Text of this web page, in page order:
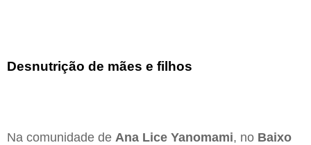
Desnutrição de mães e filhos
Na comunidade de Ana Lice Yanomami, no Baixo